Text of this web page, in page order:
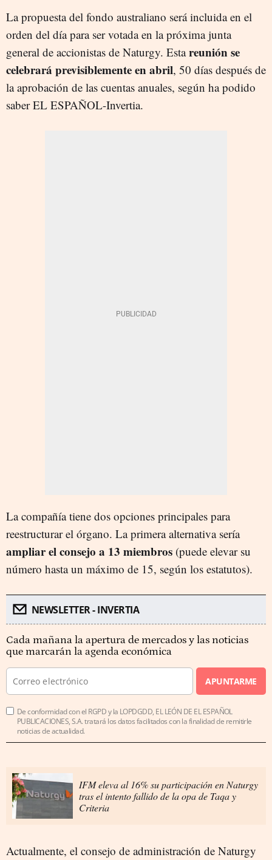
La propuesta del fondo australiano será incluida en el
orden del día para ser votada en la próxima junta
general de accionistas de Naturgy. Estareunión se
celebrará previsiblemente en abril, 50 días después de
la aprobación de las cuentas anuales, según ha podido
saber EL ESPAÑOL-Invertia.
La compañía tiene dos opciones principales para
reestructurar el órgano. La primera alternativa sería
ampliar el consejo a 13 miembros (puede elevar su
número hasta un máximo de 15, según los estatutos).
NEWSLETTER - INVERTIA
Cada mañana la apertura de mercados y las noticias
que marcarán la agenda económica
APUNTARME
De conformidad con el RGPD y la LOPDGDD, EL LEÓN DE EL ESPAÑOL
PUBLICACIONES, S.A. tratará los datos facilitados con la finalidad de remitirle
noticias de actualidad.
IFM eleva al 16% su participación en Naturgy
tras el intento fallido de la opa de Taqa y
Criteria
Actualmente, el consejo de administración de Naturgy